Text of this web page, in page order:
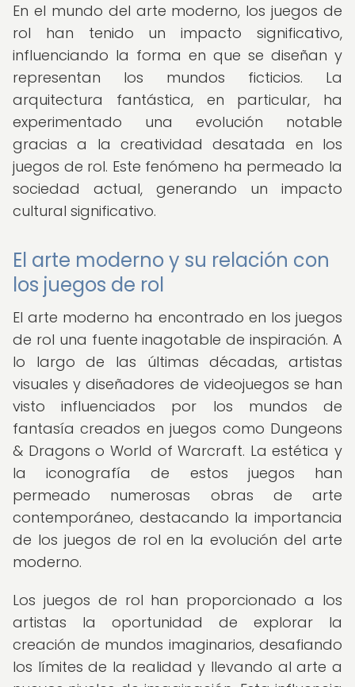
En el mundo del arte moderno, los juegos de
rol han tenido un impacto significativo,
influenciando la forma en que se diseñan y
representan los mundos ficticios. La
arquitectura fantástica, en particular, ha
experimentado una evolución notable
gracias a la creatividad desatada en los
juegos de rol. Este fenómeno ha permeado la
sociedad actual, generando un impacto
cultural significativo.
El arte moderno y su relación con
los juegos de rol
El arte moderno ha encontrado en los juegos
de rol una fuente inagotable de inspiración. A
lo largo de las últimas décadas, artistas
visuales y diseñadores de videojuegos se han
visto influenciados por los mundos de
fantasía creados en juegos como Dungeons
& Dragons o World of Warcraft. La estética y
la iconografía de estos juegos han
permeado numerosas obras de arte
contemporáneo, destacando la importancia
de los juegos de rol en la evolución del arte
moderno.
Los juegos de rol han proporcionado a los
artistas la oportunidad de explorar la
creación de mundos imaginarios, desafiando
los límites de la realidad y llevando al arte a